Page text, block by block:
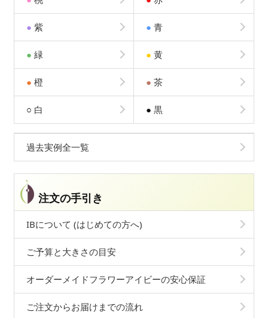
● 紫 ● 青
● 緑 ● 黄
● 橙 ● 茶
○ 白 ● 黒
過去実例全一覧
注文の手引き
IBについて (はじめての方へ)
ご予算と大きさの目安
オーダーメイドフラワーアイビーの安心保証
ご注文からお届けまでの流れ